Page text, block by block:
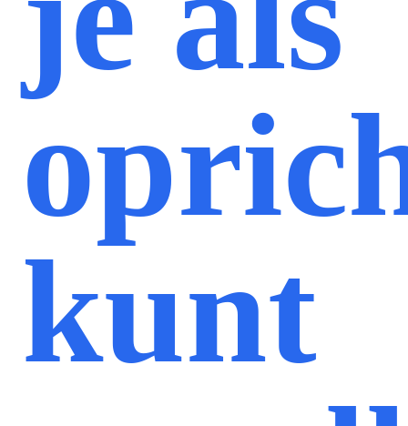
kunt